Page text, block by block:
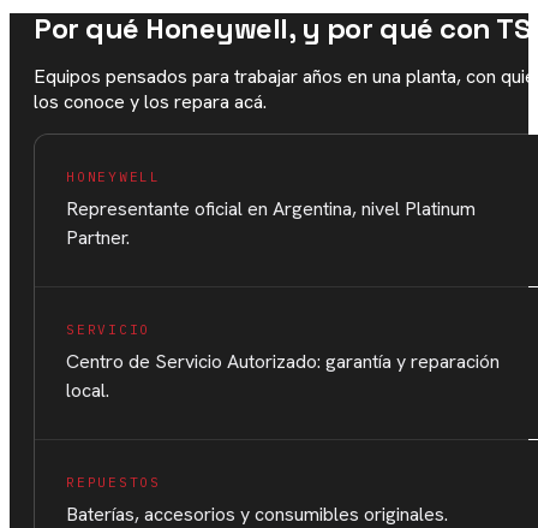
Por qué Honeywell, y por qué con
Equipos pensados para trabajar años en una planta, con
los conoce y los repara acá.
HONEYWELL
Representante oficial en Argentina, nivel Platinum
Partner.
SERVICIO
Centro de Servicio Autorizado: garantía y reparación
local.
REPUESTOS
Baterías, accesorios y consumibles originales.